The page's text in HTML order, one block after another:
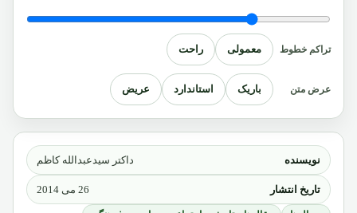
نویسنده داکتر سیدعبدالله کاظم
تاریخ انتشار 26 می 2014
تراکم خطوط معمولی راحت
عرض متن باریک استاندارد عریض